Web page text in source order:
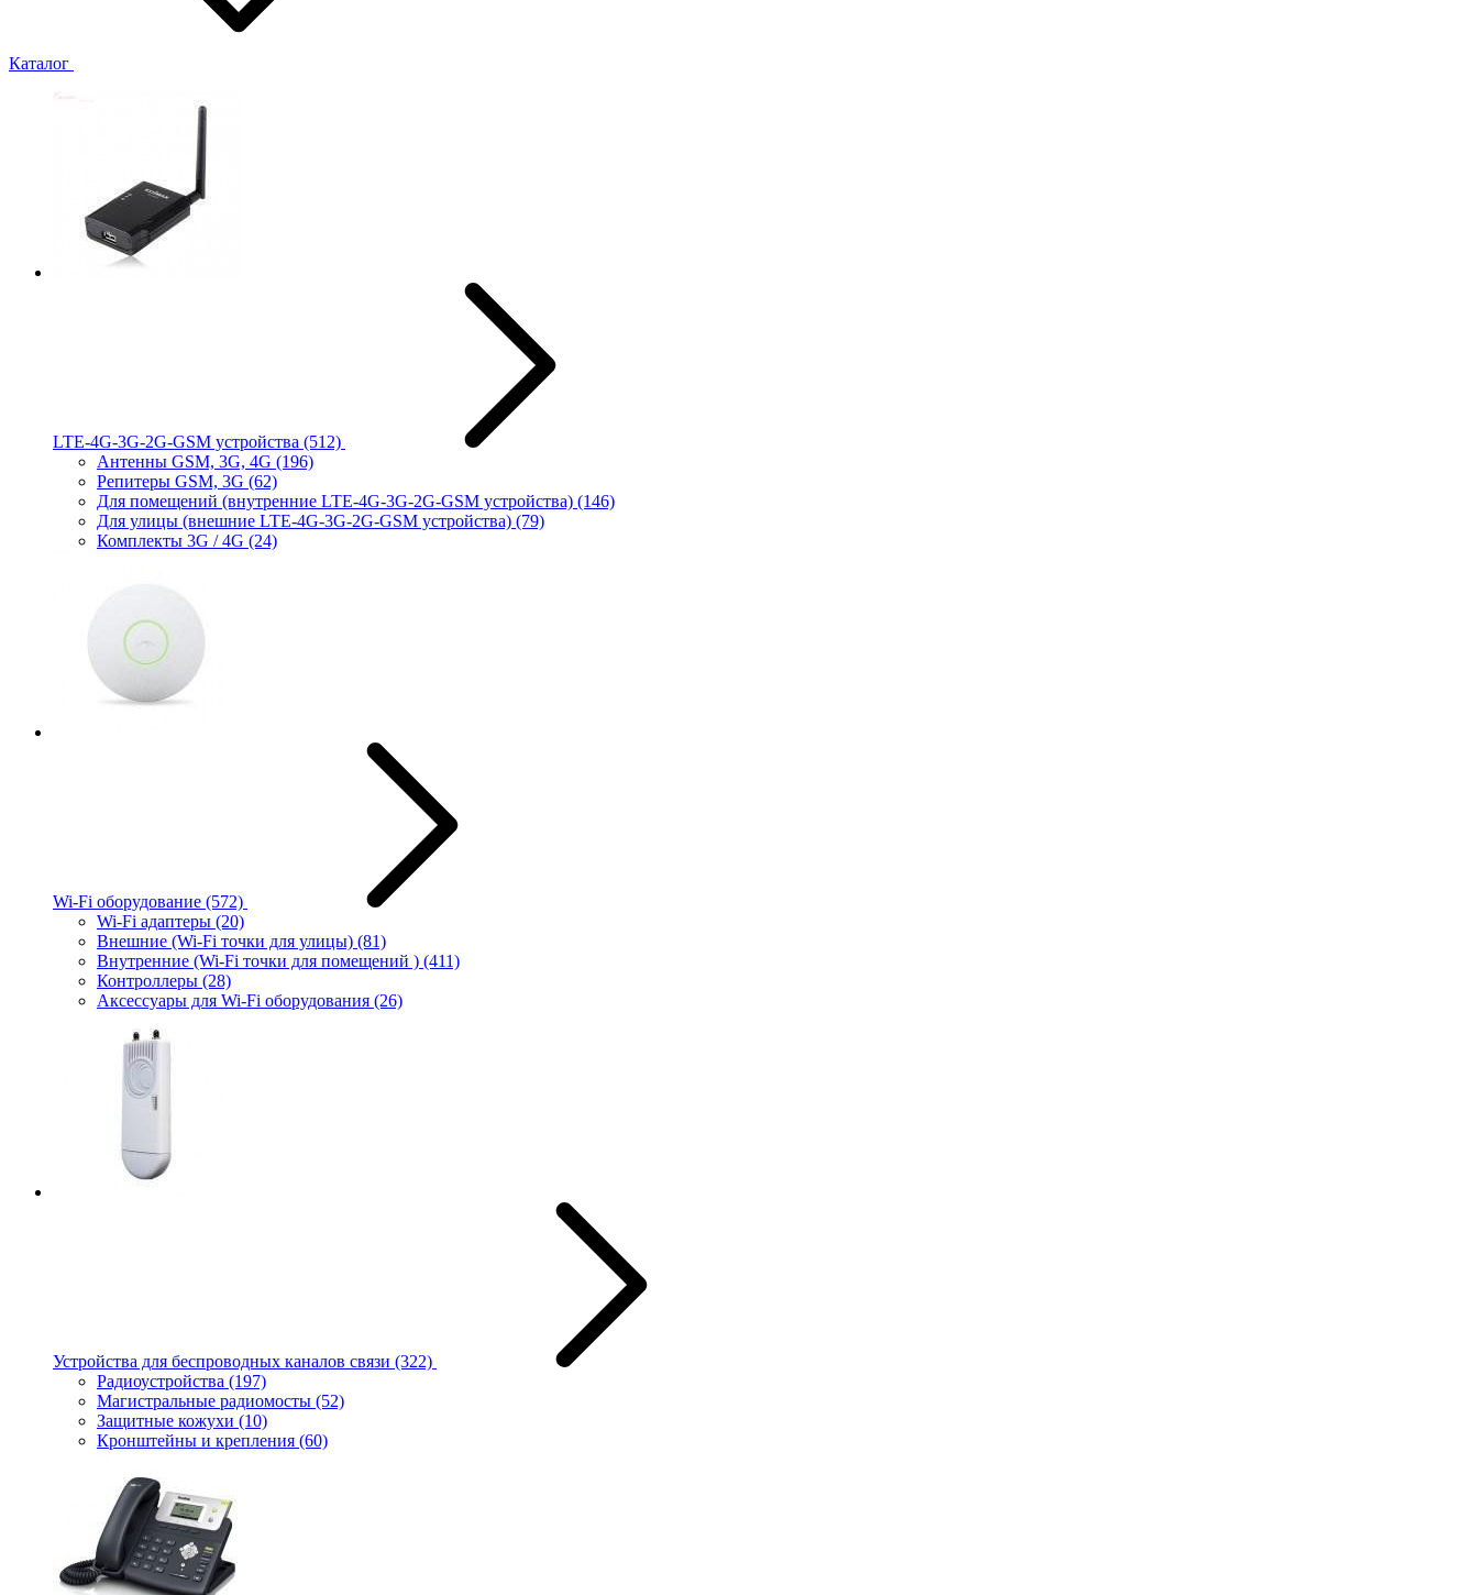
Каталог
LTE-4G-3G-2G-GSM устройства (512)
Антенны GSM, 3G, 4G (196)
Репитеры GSM, 3G (62)
Для помещений (внутренние LTE-4G-3G-2G-GSM устройства) (146)
Для улицы (внешние LTE-4G-3G-2G-GSM устройства) (79)
Комплекты 3G / 4G (24)
Wi-Fi оборудование (572)
Wi-Fi адаптеры (20)
Внешние (Wi-Fi точки для улицы) (81)
Внутренние (Wi-Fi точки для помещений ) (411)
Контроллеры (28)
Аксессуары для Wi-Fi оборудования (26)
Устройства для беспроводных каналов связи (322)
Радиоустройства (197)
Магистральные радиомосты (52)
Защитные кожухи (10)
Кронштейны и крепления (60)